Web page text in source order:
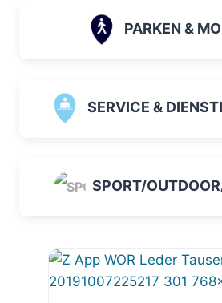
PARKEN &
SERVICE &
SPORT/